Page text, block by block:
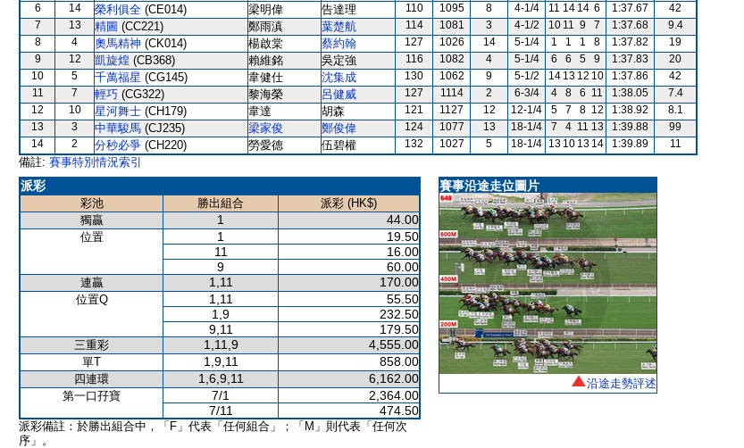
6
14 榮利俱全 (CE014) 梁明偉 告達理 110 1095 8 4-1/4 11 14 14 6 1:37.67
42
7
13 精圖 (CC221) 鄭雨滇 葉楚航 114 1081 3 4-1/2 10 11 9 7 1:37.68
9.4
8
4 奧馬精神 (CK014) 楊啟棠 蔡約翰 127 1026 14 5-1/4 1 1 1 8 1:37.82
19
9
12 凱旋煌 (CB368) 賴維銘 吳定強 116 1082 4 5-1/4 6 6 5 9 1:37.83
20
10
5 千萬福星 (CG145) 韋健仕 沈集成 130 1062 9 5-1/2 14 13 12 10 1:37.86
42
11
7 輕巧 (CG322) 黎海榮 呂健威 127 1114 2 6-3/4 4 8 6 11 1:38.05
7.4
12
10 星河舞士 (CH179) 韋達 胡森 121 1127 12 12-1/4 5 7 8 12 1:38.92
8.1
13
3 中華駿馬 (CJ235) 梁家俊 鄭俊偉 124 1077 13 18-1/4 7 4 11 13 1:39.88
99
14
2 分秒必爭 (CH220) 勞愛德 伍碧權 132 1027 5 18-1/4 13 10 13 14 1:39.89 11
備註: 賽事特別情況索引
派彩
彩池 勝出組合
派彩 (HK$)
獨贏
1 44.00
位置 1
19.50
11
16.00
9
60.00
連贏 1,11 170.00
位置Q 1,11
55.50
1,9
232.50
9,11
179.50
三重彩 1,11,9 4,555.00
單T 1,9,11 858.00
四連環 1,6,9,11 6,162.00
第一口孖寶 7/1
2,364.00
7/11
474.50
派彩備註：於勝出組合中，「F」代表「任何組合」；「M」則代表「任何次
序」。
賽事沿途走位圖片
沿途走勢評述